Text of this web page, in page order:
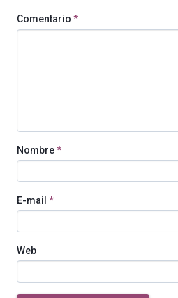
Comentario *
Nombre*
E-mail *
Web